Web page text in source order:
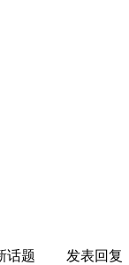
话题
发表回复